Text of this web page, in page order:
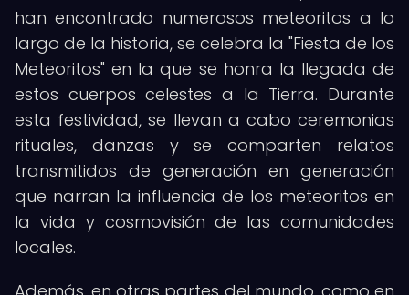
han encontrado numerosos meteoritos a lo
largo de la historia, se celebra la "Fiesta de los
Meteoritos" en la que se honra la llegada de
estos cuerpos celestes a la Tierra. Durante
esta festividad, se llevan a cabo ceremonias
rituales, danzas y se comparten relatos
transmitidos de generación en generación
que narran la influencia de los meteoritos en
la vida y cosmovisión de las comunidades
locales.